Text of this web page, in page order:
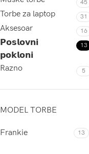
45
Torbe za laptop 31
Aksesoar 16
𝗣𝗼𝘀𝗹𝗼𝘃𝗻𝗶
𝗽𝗼𝗸𝗹𝗼𝗻𝗶
13
Razno 5
MODEL TORBE
Frankie 13